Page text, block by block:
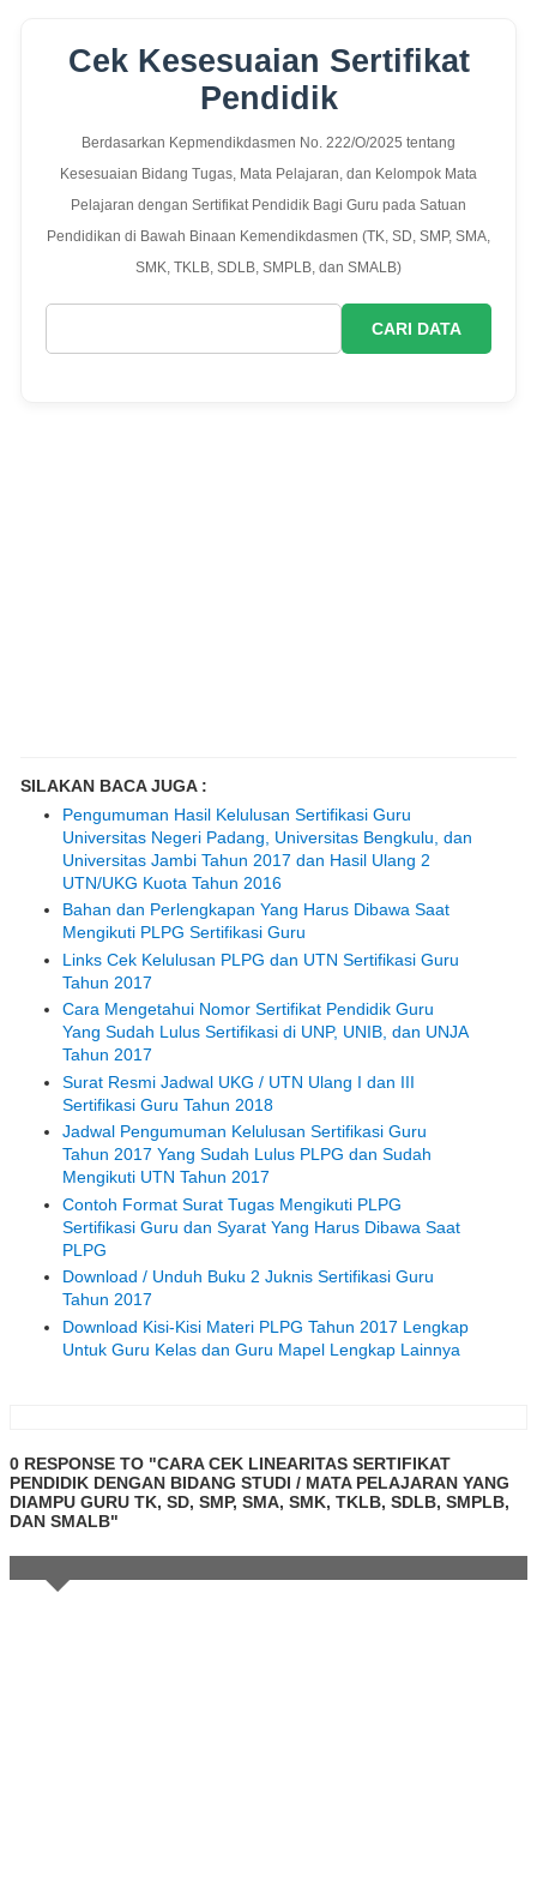
Cek Kesesuaian Sertifikat
Pendidik
Berdasarkan Kepmendikdasmen No. 222/O/2025 tentang
Kesesuaian Bidang Tugas, Mata Pelajaran, dan Kelompok Mata
Pelajaran dengan Sertifikat Pendidik Bagi Guru pada Satuan
Pendidikan di Bawah Binaan Kemendikdasmen (TK, SD, SMP, SMA,
SMK, TKLB, SDLB, SMPLB, dan SMALB)
CARI DATA
SILAKAN BACA JUGA :
Pengumuman Hasil Kelulusan Sertifikasi Guru
Universitas Negeri Padang, Universitas Bengkulu, dan
Universitas Jambi Tahun 2017 dan Hasil Ulang 2
UTN/UKG Kuota Tahun 2016
Bahan dan Perlengkapan Yang Harus Dibawa Saat
Mengikuti PLPG Sertifikasi Guru
Links Cek Kelulusan PLPG dan UTN Sertifikasi Guru
Tahun 2017
Cara Mengetahui Nomor Sertifikat Pendidik Guru
Yang Sudah Lulus Sertifikasi di UNP, UNIB, dan UNJA
Tahun 2017
Surat Resmi Jadwal UKG / UTN Ulang I dan III
Sertifikasi Guru Tahun 2018
Jadwal Pengumuman Kelulusan Sertifikasi Guru
Tahun 2017 Yang Sudah Lulus PLPG dan Sudah
Mengikuti UTN Tahun 2017
Contoh Format Surat Tugas Mengikuti PLPG
Sertifikasi Guru dan Syarat Yang Harus Dibawa Saat
PLPG
Download / Unduh Buku 2 Juknis Sertifikasi Guru
Tahun 2017
Download Kisi-Kisi Materi PLPG Tahun 2017 Lengkap
Untuk Guru Kelas dan Guru Mapel Lengkap Lainnya
0 RESPONSE TO "CARA CEK LINEARITAS SERTIFIKAT
PENDIDIK DENGAN BIDANG STUDI / MATA PELAJARAN YANG
DIAMPU GURU TK, SD, SMP, SMA, SMK, TKLB, SDLB, SMPLB,
DAN SMALB"